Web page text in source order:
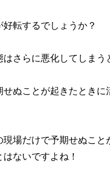
好転するでしょうか？
はさらに悪化してしまう
せぬことが起きたとき
場だけで予期せぬこと
ないですよね！